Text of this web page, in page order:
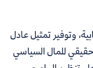
وتوفير تمثيل عادل
للمال السياسي